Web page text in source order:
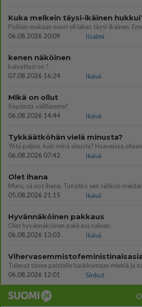
Kuka melkein täysi-ikäinen
06.08.2026 20:09
Iisalmi
kenen näköinen
kaivattusi on ?
07.08.2026 16:24
Ikävä
Mikä on ollut
Söpöintä välillämme?
06.08.2026 14:44
Ikävä
Tykkäätköhän vielä minusta?
06.08.2026 07:42
Ikävä
Olet ihana
05.08.2026 21:15
Ikävä
Hyvännäköinen pakkaus
Olet hyvännäköinen pakkaus nainen.
06.08.2026 13:03
Ikävä
06.08.2026 12:01
Sinkut